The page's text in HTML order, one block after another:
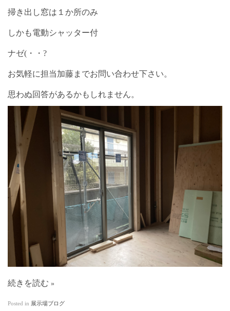
掃き出し窓は１か所のみ
しかも電動シャッター付
ナゼ(・・?
お気軽に担当加藤までお問い合わせ下さい。
思わぬ回答があるかもしれません。
続きを読む
Posted in 展示場ブログ